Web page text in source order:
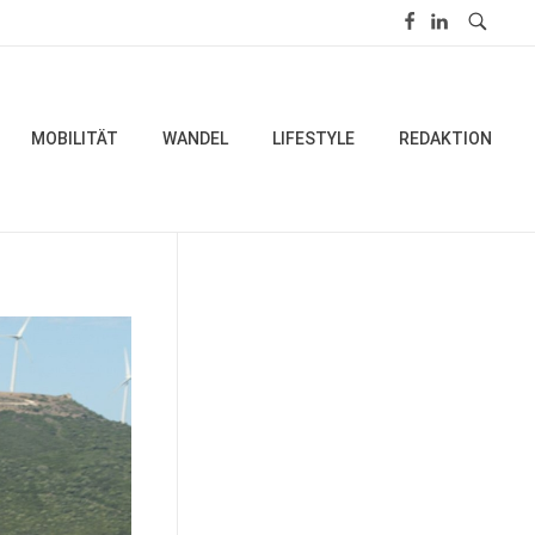
MOBILITÄT WANDEL LIFESTYLE REDAKTION